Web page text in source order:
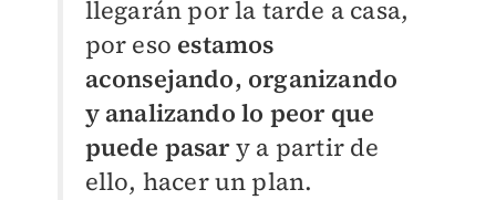
llegarán por la tarde a casa,
por eso estamos
aconsejando, organizando
y analizando lo peor que
puede pasary a partir de
ello, hacer un plan.